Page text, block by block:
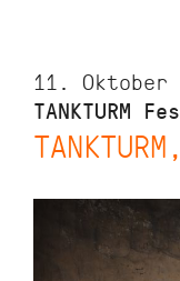
11. Oktober
TANKTURM